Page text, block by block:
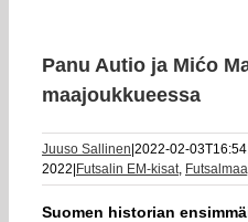
Panu Autio ja Mićo
maajoukkueessa
Juuso Sallinen 2022-02-
2022 Futsalin EM-kisat,
Suomen historian